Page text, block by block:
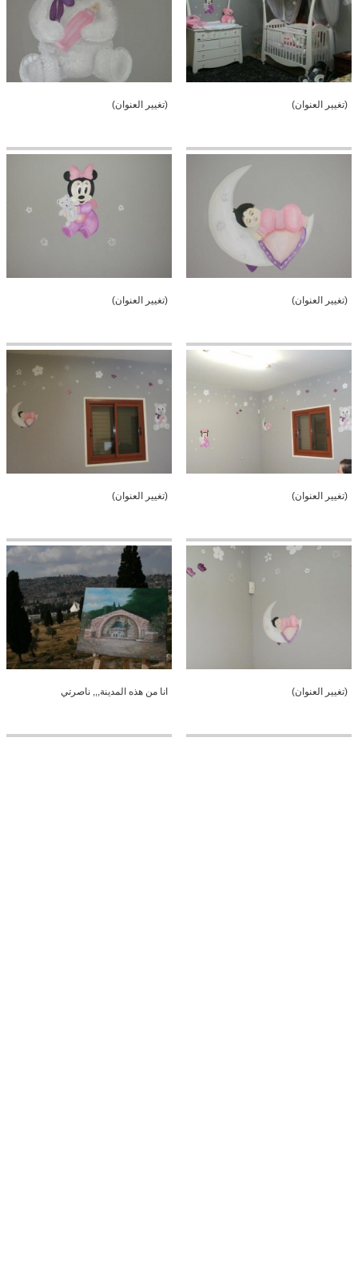
(تغيير العنوان) (تغيير العنوان)
(تغيير العنوان) (تغيير العنوان)
(تغيير العنوان) (تغيير العنوان)
(تغيير العنوان) انا من هذه المدينة,,, ناصرتي